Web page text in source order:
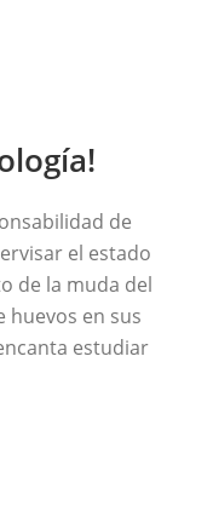
de
el estado
de la muda del
huevos en sus
estudiar